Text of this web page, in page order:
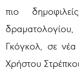
πιο
Γκόγκολ, σε
Χρήστου